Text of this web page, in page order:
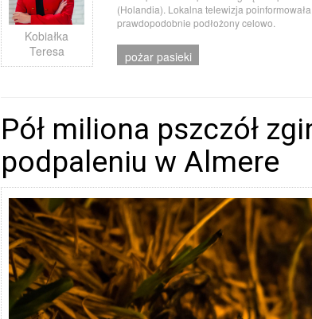
Kobiałka
Teresa
(Holandia). Lokalna telewizja
prawdopodobnie podłożony celowo.
pożar pasieki
Pół miliona pszczół
podpaleniu w Almere